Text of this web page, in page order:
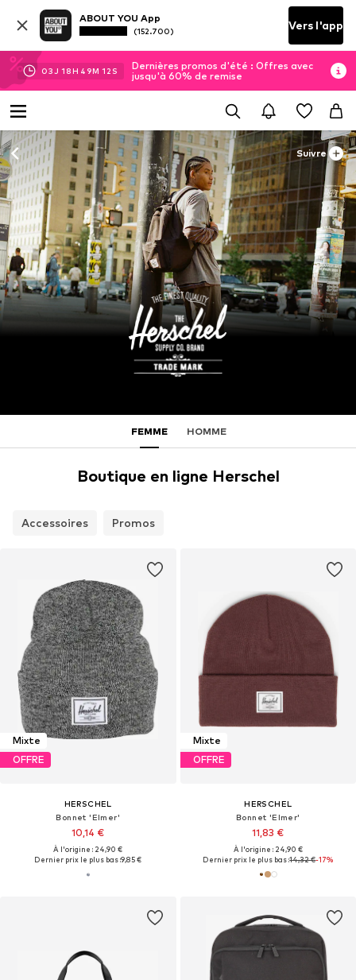
ABOUT YOU App
(152.700) Vers l'app
03J 18H 49M 11 S
Dernières promos d'été : Offres avec
jusqu'à 60% de remise
Suivre
FEMME HOMME
Boutique en ligne Herschel
Accessoires Promos
Mixte
OFFRE
HERSCHEL
Bonnet 'Elmer'
10,14 €
À l'origine : 24,90 €
Dernier prix le plus bas :9,85 €
Mixte
OFFRE
HERSCHEL
Bonnet 'Elmer'
11,83 €
À l'origine : 24,90 €
Dernier prix le plus bas :14,32 €-17%